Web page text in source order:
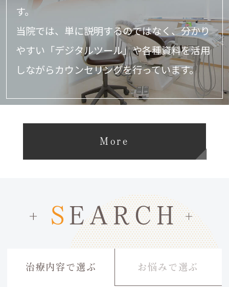
す。
当院では、単に説明するのではなく、分かり
やすい「デジタルツール」や各種資料を活用
しながらカウンセリングを行っています。
More
S EARCH
治療内容で選ぶ お悩みで選ぶ